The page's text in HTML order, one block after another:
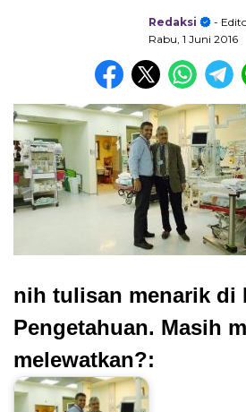
Redaksi
-
Rabu, 1 Juni 2016
nih tulisan menarik di
Pengetahuan. Masih
melewatkan?: